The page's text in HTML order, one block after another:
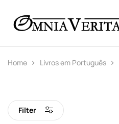
Home Livros em Português
Filter